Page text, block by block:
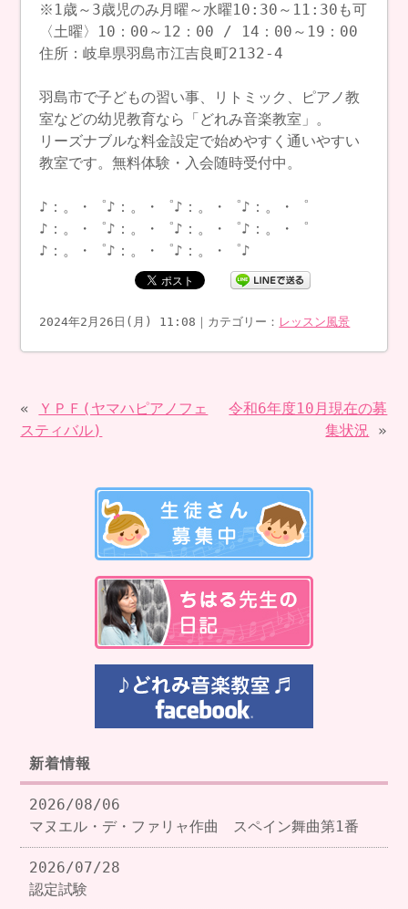
※1歳～3歳児のみ月曜～水曜10:30～11:30も可
〈土曜〉10：00～12：00 / 14：00～19：00
住所：岐阜県羽島市江吉良町2132-4
羽島市で子どもの習い事、リトミック、ピアノ教
室などの幼児教育なら「どれみ音楽教室」。
リーズナブルな料金設定で始めやすく通いやすい
教室です。無料体験・入会随時受付中。
♪：。・゜♪：。・゜♪：。・゜♪：。・゜
♪：。・゜♪：。・゜♪：。・゜♪：。・゜
♪：。・゜♪：。・゜♪：。・゜♪
2024年2月26日(月) 11:08｜カテゴリー： レッスン風景
«
ＹＰＦ(ヤマハピアノフェ
スティバル)
令和6年度10月現在の募
集状況 »
新着情報
2026/08/06
マヌエル・デ・ファリャ作曲 スペイン舞曲第1番
2026/07/28
認定試験